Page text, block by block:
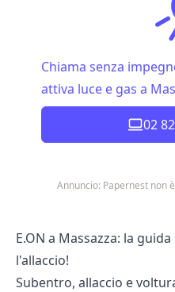
Chiama senza
attiva luce e gas a
02
Annuncio: Papernest non
E.ON a Massazza: la
l'allaccio!
Subentro, allaccio e